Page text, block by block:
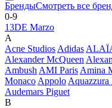
БрендыСмотреть все
0-9
13DE Marzo
A
Acne StudiosAdidas
Alexander McQueen
AmbushAMI ParisAmina
MonacoAppoloAquazzura
Audemars Piguet
B